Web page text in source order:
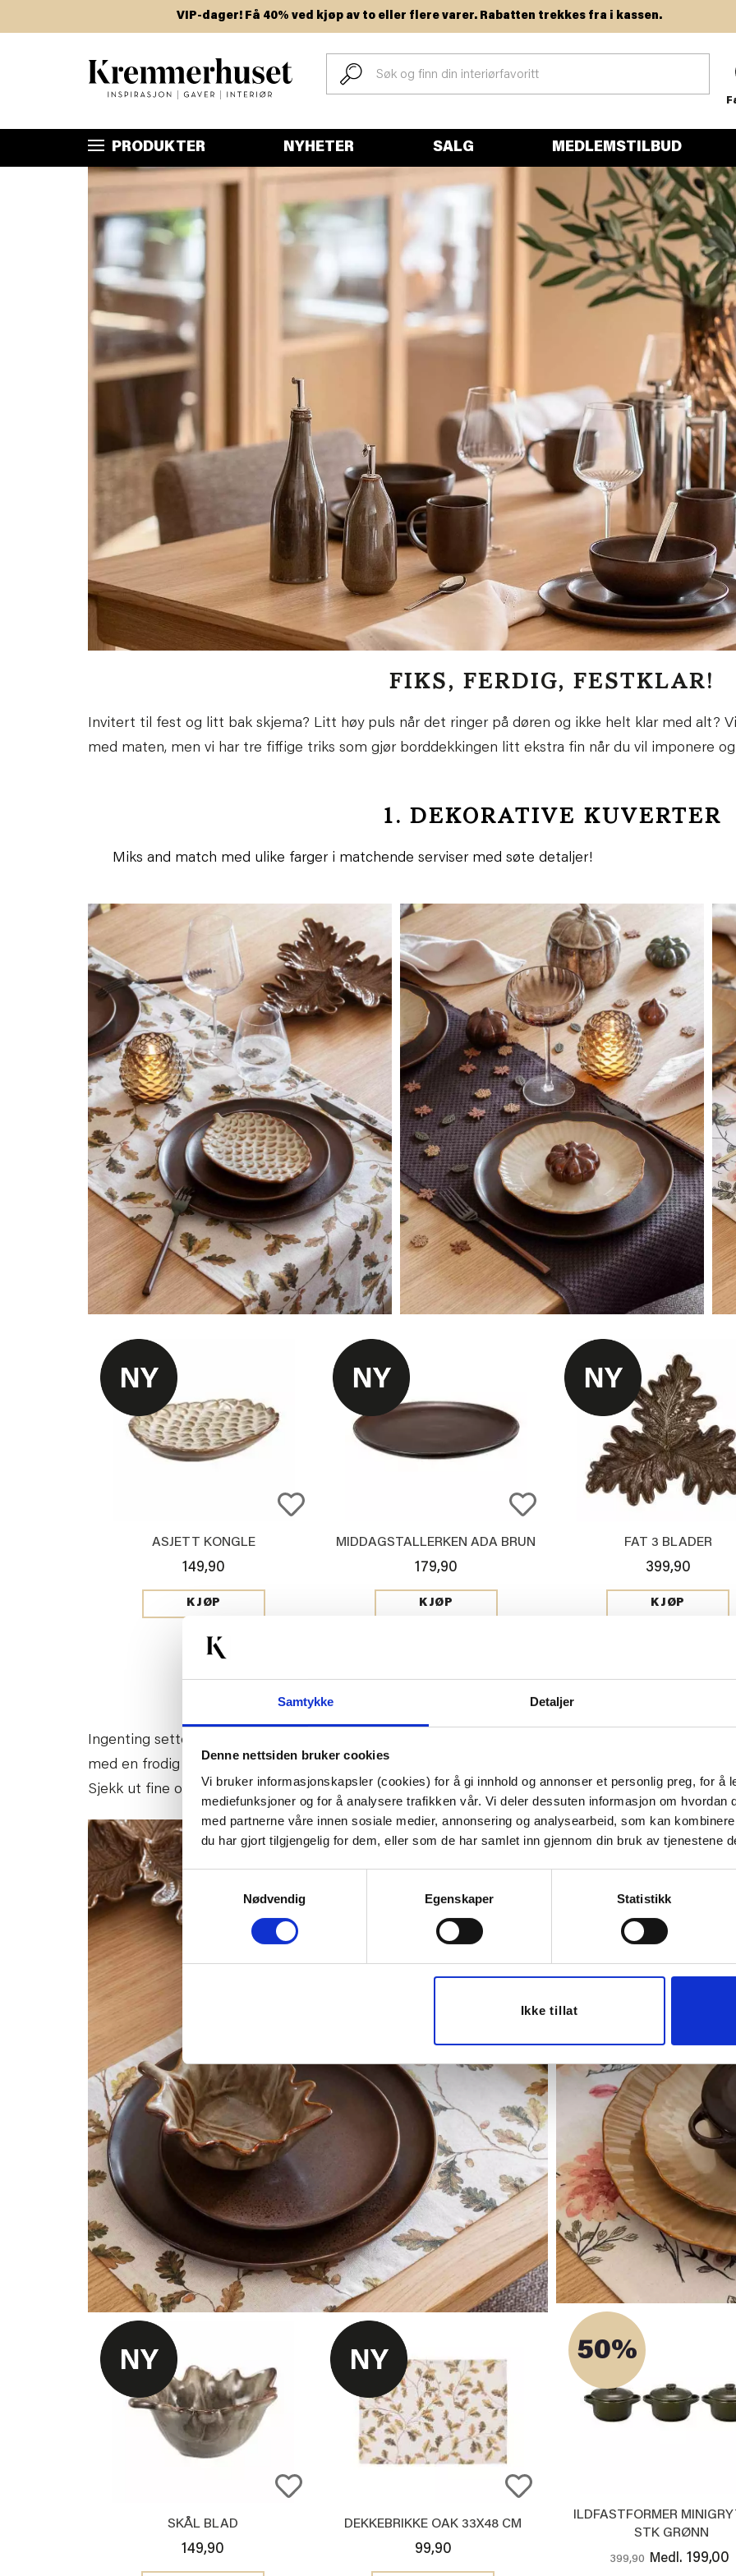
Samtykke Detaljer
Denne nettsiden bruker cookies
Vi bruker informasjonskapsler (cookies) for å gi innhold og annonser et personlig preg, for å
mediefunksjoner og for å analysere trafikken vår. Vi deler dessuten informasjon om hvordan
med partnerne våre innen sosiale medier, annonsering og analysearbeid, som kan
du har gjort tilgjengelig for dem, eller som de har samlet inn gjennom din bruk av tjenestene
Samtykkevalg
Nødvendig
Egenskaper Statistikk
Ikke tillat
til
VIP-dager! Få 40% ved kjøp av to eller flere varer. Rabatten trekkes fra i kassen.
PRODUKTER NYHETER SALG MEDLEMSTILBUD
FIKS, FERDIG, FESTKLAR!
Invitert til fest og litt bak skjema? Litt høy puls når det ringer på døren og ikke helt klar med alt?
med maten, men vi har tre fiffige triks som gjør borddekkingen litt ekstra fin når du vil imponere
1. DEKORATIVE KUVERTER
Miks and match med ulike farger i matchende serviser med søte detaljer!
ASJETT KONGLE
149,90
KJØP
MIDDAGSTALLERKEN ADA BRUN
179,90
KJØP
FAT 3 BLADER
399,90
KJØP
2. FÅ BORDET TIL Å BUGNE
Ingenting setter stemningen som levende lys og bugnende blomster og grønt. Lave
med en frodig bukett. Vi garanterer at det blir knallfint. Og du, en frodig og fargerik bukett gjør at
Sjekk ut fine og
fargerike buketterdu enkelt setter sammen her.
SKÅL BLAD
149,90
DEKKEBRIKKE OAK 33X48 CM
99,90
50%
ILDFASTFORMER
STK GRØNN
399,90 Medl. 199,00